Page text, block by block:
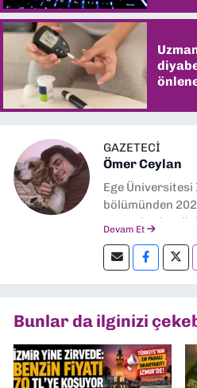
GAZETECİ
Ömer Ceylan
Ege Üniversitesi
bölümünden
gazetelerde
editörlük
Devam Et
Bunlar da ilginizi